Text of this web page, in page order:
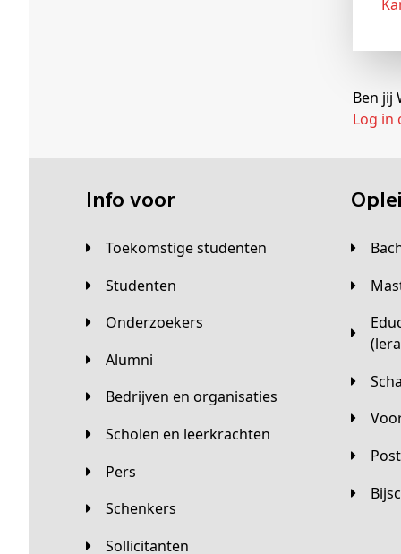
Ben jij
Log in
Info voor
Toekomstige studenten
Studenten
Onderzoekers
Alumni
Bedrijven en organisaties
Scholen en leerkrachten
Pers
Schenkers
Sollicitanten
Educatieve master